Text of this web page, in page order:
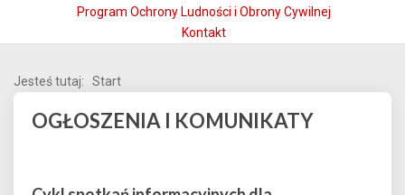
Program Ochrony Ludności i Obrony Cywilnej
Kontakt
Jesteś tutaj: Start
OGŁOSZENIA I KOMUNIKATY